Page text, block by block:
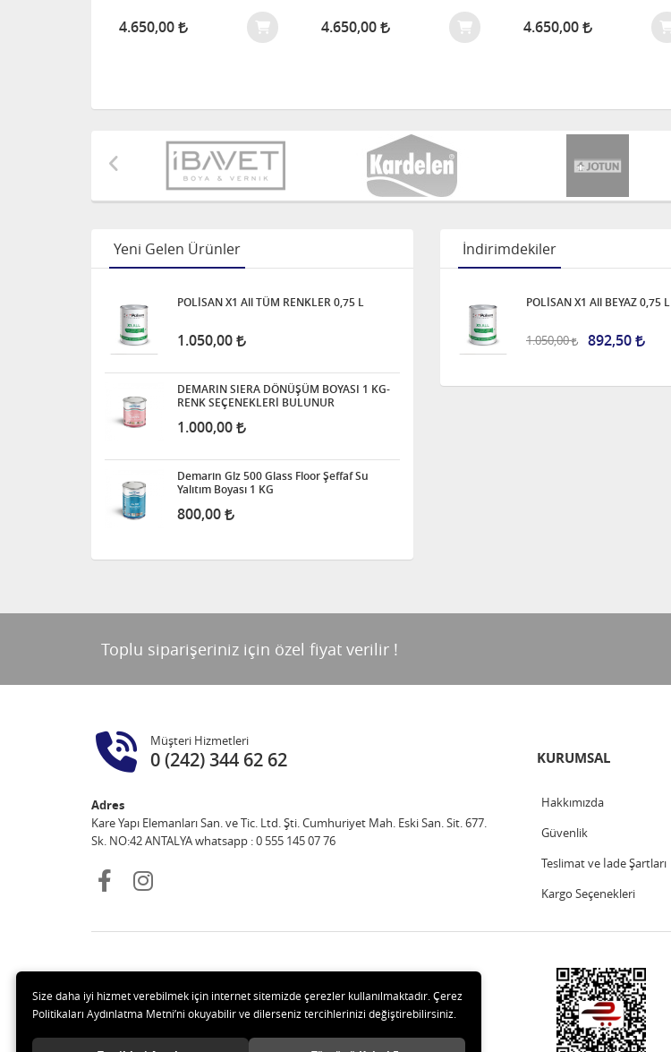
4.650,00
İLETİŞİME GEÇİNİZ)
4.650,00 4.650,00
Yeni Gelen Ürünler
POLİSAN X1 All TÜM RENKLER 0,75 L
1.050,00
DEMARIN SIERA DÖNÜŞÜM BOYASI 1 KG-
RENK SEÇENEKLERİ BULUNUR
1.000,00
Demarin Glz 500 Glass Floor Şeffaf Su
Yalıtım Boyası 1 KG
800,00
İndirimdekiler
POLİSAN X1 All BEYAZ 0,75 L
1.050,00 892,50
Toplu siparişeriniz için özel fiyat verilir !
Müşteri Hizmetleri
0 (242) 344 62 62
Adres
Kare Yapı Elemanları San. ve Tic. Ltd. Şti. Cumhuriyet Mah. Eski San. Sit. 677.
Sk. NO:42 ANTALYA whatsapp : 0 555 145 07 76
KURUMSAL
Hakkımızda
Güvenlik
Teslimat ve İade Şartları
Kargo Seçenekleri
Size daha iyi hizmet verebilmek için internet sitemizde çerezler kullanılmaktadır. Çerez
Politikaları Aydınlatma Metni’ni okuyabilir ve dilerseniz tercihlerinizi değiştirebilirsiniz.